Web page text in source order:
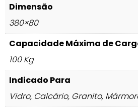
Dimensão
380×80
Capacidade Máxima de
100 Kg
Indicado Para
Vidro, Calcário, Granito,